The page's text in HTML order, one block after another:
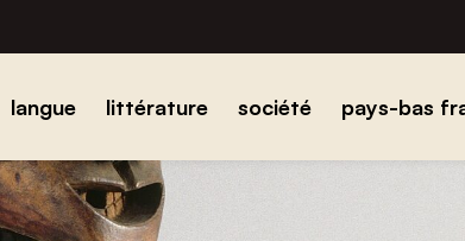
langue littérature société pays-bas